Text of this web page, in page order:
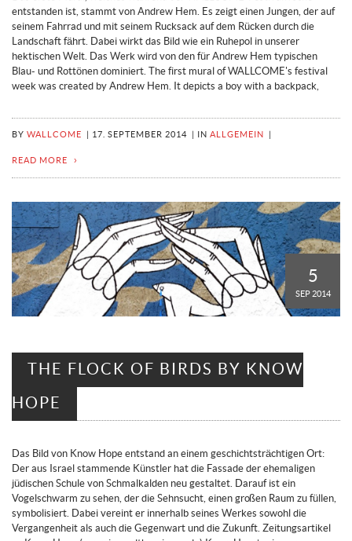
entstanden ist, stammt von Andrew Hem. Es zeigt einen Jungen, der auf
seinem Fahrrad und mit seinem Rucksack auf dem Rücken durch die
Landschaft fährt. Dabei wirkt das Bild wie ein Ruhepol in unserer
hektischen Welt. Das Werk wird von den für Andrew Hem typischen
Blau- und Rottönen dominiert. The first mural of WALLCOME's festival
week was created by Andrew Hem. It depicts a boy with a backpack,
BY WALLCOME 17. SEPTEMBER 2014 IN ALLGEMEIN
READ MORE
5
SEP 2014
THE FLOCK OF BIRDS BY KNOW
HOPE
Das Bild von Know Hope entstand an einem geschichtsträchtigen Ort:
Der aus Israel stammende Künstler hat die Fassade der ehemaligen
jüdischen Schule von Schmalkalden neu gestaltet. Darauf ist ein
Vogelschwarm zu sehen, der die Sehnsucht, einen großen Raum zu füllen,
symbolisiert. Dabei vereint er innerhalb seines Werkes sowohl die
Vergangenheit als auch die Gegenwart und die Zukunft. Zeitungsartikel